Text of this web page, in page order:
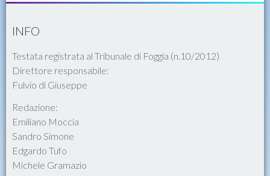
INFO
Testata registrata al Tribunale di Foggia (n.10/2012)
Direttore responsabile:
Fulvio di Giuseppe
Redazione:
Emiliano Moccia
Sandro Simone
Edgardo Tufo
Michele Gramazio